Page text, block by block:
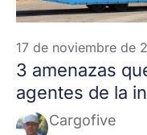
17 de noviembre de
3 amenazas
agentes de la
Cargofive